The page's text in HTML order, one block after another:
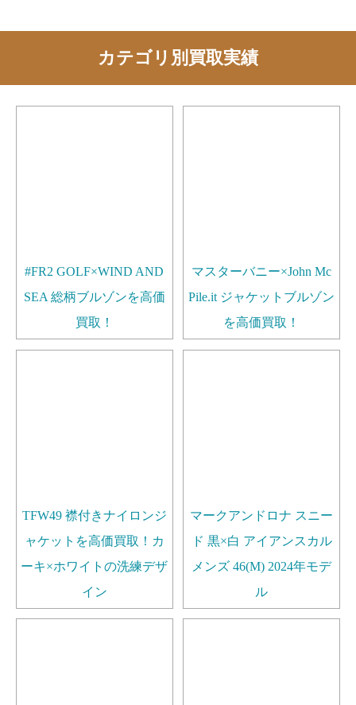
カテゴリ別買取実績
#FR2 GOLF×WIND AND
SEA 総柄ブルゾンを高価
買取！
マスターバニー×John Mc
Pile.it ジャケットブルゾン
を高価買取！
TFW49 襟付きナイロンジ
ャケットを高価買取！カ
ーキ×ホワイトの洗練デザ
イン
マークアンドロナ スニー
ド 黒×白 アイアンスカル
メンズ 46(M) 2024年モデ
ル